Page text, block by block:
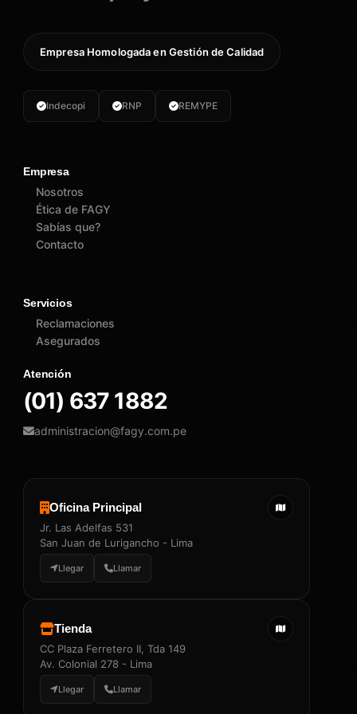
Empresa Homologada en Gestión de Calidad
Indecopi RNP REMYPE
Empresa
Nosotros
Ética de FAGY
Sabías que?
Contacto
Servicios
Reclamaciones
Asegurados
Atención
(01) 637 1882
administracion@fagy.com.pe
Oficina Principal
Jr. Las Adelfas 531
San Juan de Lurigancho - Lima
Llegar Llamar
Tienda
CC Plaza Ferretero II, Tda 149
Av. Colonial 278 - Lima
Llegar Llamar